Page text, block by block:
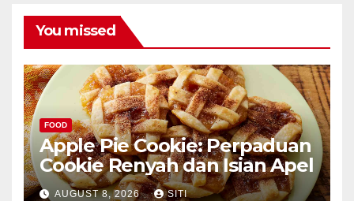
You missed
FOOD
Apple Pie Cookie: Perpaduan
Cookie Renyah dan Isian Apel
AUGUST 8, 2026 SITI